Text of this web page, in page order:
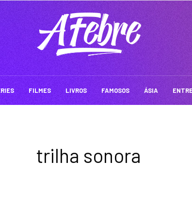
FILMES LIVROS FAMOSOS ÁSIA
trilha sonora